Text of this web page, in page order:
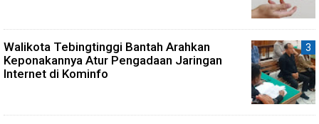
Walikota Tebingtinggi Bantah Arahkan
Keponakannya Atur Pengadaan Jaringan
Internet di Kominfo